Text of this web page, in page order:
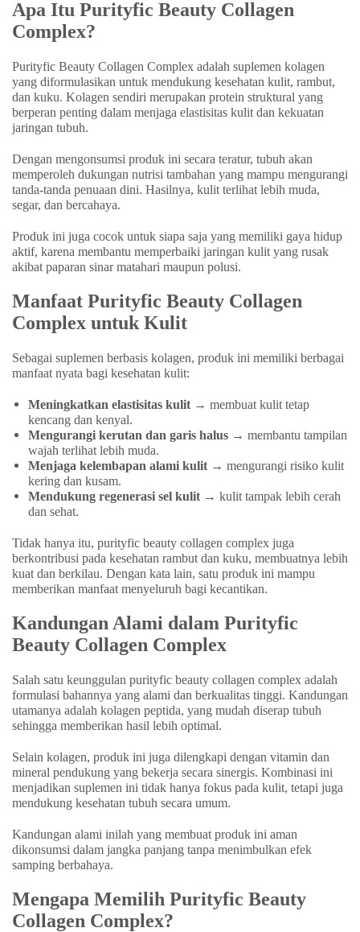
Apa Itu Purityfic Beauty Collagen
Complex?
Purityfic Beauty Collagen Complex adalah suplemen kolagen
yang diformulasikan untuk mendukung kesehatan kulit, rambut,
dan kuku. Kolagen sendiri merupakan protein struktural yang
berperan penting dalam menjaga elastisitas kulit dan kekuatan
jaringan tubuh.
Dengan mengonsumsi produk ini secara teratur, tubuh akan
memperoleh dukungan nutrisi tambahan yang mampu mengurangi
tanda-tanda penuaan dini. Hasilnya, kulit terlihat lebih muda,
segar, dan bercahaya.
Produk ini juga cocok untuk siapa saja yang memiliki gaya hidup
aktif, karena membantu memperbaiki jaringan kulit yang rusak
akibat paparan sinar matahari maupun polusi.
Manfaat Purityfic Beauty Collagen
Complex untuk Kulit
Sebagai suplemen berbasis kolagen, produk ini memiliki berbagai
manfaat nyata bagi kesehatan kulit:
Meningkatkan elastisitas kulit → membuat kulit tetap
kencang dan kenyal.
Mengurangi kerutan dan garis halus → membantu tampilan
wajah terlihat lebih muda.
Menjaga kelembapan alami kulit → mengurangi risiko kulit
kering dan kusam.
Mendukung regenerasi sel kulit → kulit tampak lebih cerah
dan sehat.
Tidak hanya itu, purityfic beauty collagen complex juga
berkontribusi pada kesehatan rambut dan kuku, membuatnya lebih
kuat dan berkilau. Dengan kata lain, satu produk ini mampu
memberikan manfaat menyeluruh bagi kecantikan.
Kandungan Alami dalam Purityfic
Beauty Collagen Complex
Salah satu keunggulan purityfic beauty collagen complex adalah
formulasi bahannya yang alami dan berkualitas tinggi. Kandungan
utamanya adalah kolagen peptida, yang mudah diserap tubuh
sehingga memberikan hasil lebih optimal.
Selain kolagen, produk ini juga dilengkapi dengan vitamin dan
mineral pendukung yang bekerja secara sinergis. Kombinasi ini
menjadikan suplemen ini tidak hanya fokus pada kulit, tetapi juga
mendukung kesehatan tubuh secara umum.
Kandungan alami inilah yang membuat produk ini aman
dikonsumsi dalam jangka panjang tanpa menimbulkan efek
samping berbahaya.
Mengapa Memilih Purityfic Beauty
Collagen Complex?